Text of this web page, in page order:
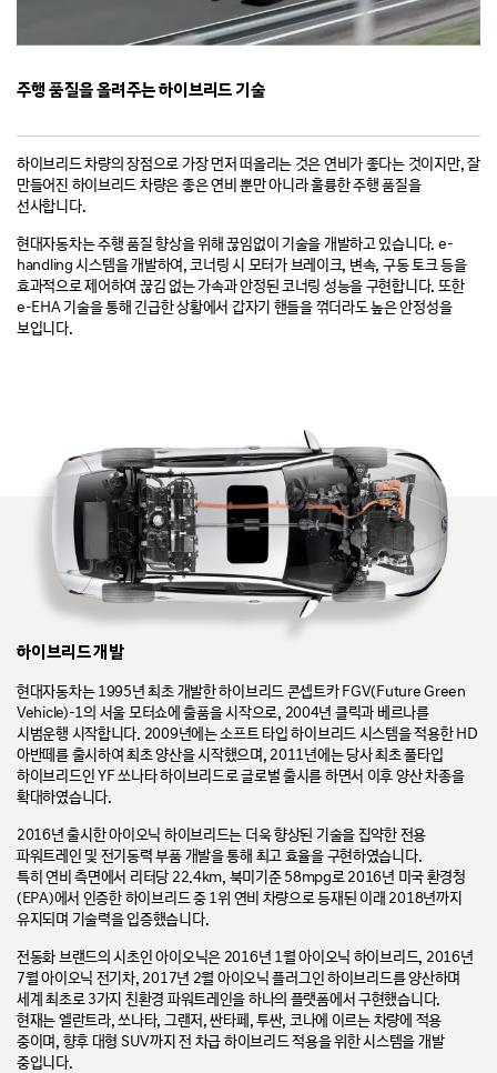
주행 품질을 올려주는 하이브리드 기술
하이브리드 차량의 장점으로 가장 먼저 떠올리는 것은 연비가 좋다는 것이지만, 잘
만들어진 하이브리드 차량은 좋은 연비 뿐만 아니라 훌륭한 주행 품질을
선사합니다.
현대자동차는 주행 품질 향상을 위해 끊임없이 기술을 개발하고 있습니다. e-
handling 시스템을 개발하여, 코너링 시 모터가 브레이크, 변속, 구동 토크 등을
효과적으로 제어하여 끊김 없는 가속과 안정된 코너링 성능을 구현합니다. 또한
e-EHA 기술을 통해 긴급한 상황에서 갑자기 핸들을 꺾더라도 높은 안정성을
보입니다.
하이브리드 개발
현대자동차는 1995년 최초 개발한 하이브리드 콘셉트카 FGV(Future Green
Vehicle)-1의 서울 모터쇼에 출품을 시작으로, 2004년 클릭과 베르나를
시범운행 시작합니다. 2009년에는 소프트 타입 하이브리드 시스템을 적용한 HD
아반떼를 출시하여 최초 양산을 시작했으며, 2011년에는 당사 최초 풀타입
하이브리드인 YF 쏘나타 하이브리드로 글로벌 출시를 하면서 이후 양산 차종을
확대하였습니다.
2016년 출시한 아이오닉 하이브리드는 더욱 향상된 기술을 집약한 전용
파워트레인 및 전기동력 부품 개발을 통해 최고 효율을 구현하였습니다.
특히 연비 측면에서 리터당 22.4km, 북미기준 58mpg로 2016년 미국 환경청
(EPA)에서 인증한 하이브리드 중 1위 연비 차량으로 등재된 이래 2018년까지
유지되며 기술력을 입증했습니다.
전동화 브랜드의 시초인 아이오닉은 2016년 1월 아이오닉 하이브리드, 2016년
7월 아이오닉 전기차, 2017년 2월 아이오닉 플러그인 하이브리드를 양산하며
세계 최초로 3가지 친환경 파워트레인을 하나의 플랫폼에서 구현했습니다.
현재는 엘란트라, 쏘나타, 그랜저, 싼타페, 투싼, 코나에 이르는 차량에 적용
중이며, 향후 대형 SUV까지 전 차급 하이브리드 적용을 위한 시스템을 개발
중입니다.